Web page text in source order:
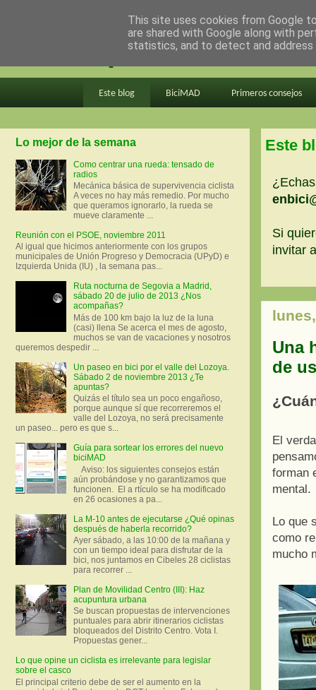
en bici por madrid
Este blog BiciMAD Primeros consejos
Este
Si
invitar
Una
de
El
forman
mental.
Lo que
como
mucho
Lo mejor de la semana
Como centrar una rueda: tensado de
radios
Mecánica básica de supervivencia ciclista
A veces no hay más remedio. Por mucho
que queramos ignorarlo, la rueda se
mueve claramente ...
Reunión con el PSOE, noviembre 2011
Al igual que hicimos anteriormente con los grupos
municipales de Unión Progreso y Democracia (UPyD) e
Izquierda Unida (IU) , la semana pas...
Ruta nocturna de Segovia a Madrid,
sábado 20 de julio de 2013 ¿Nos
acompañas?
Más de 100 km bajo la luz de la luna
(casi) llena Se acerca el mes de agosto,
muchos se van de vacaciones y nosotros
queremos despedir ...
Un paseo en bici por el valle del Lozoya.
Sábado 2 de noviembre 2013 ¿Te
apuntas?
Quizás el título sea un poco engañoso,
porque aunque sí que recorreremos el
valle del Lozoya, no será precisamente
un paseo... pero es que s...
Guía para sortear los errores del nuevo
biciMAD
Aviso: los siguientes consejos están
aún probándose y no garantizamos que
funcionen. El a rtículo se ha modificado
en 26 ocasiones a pa...
La M-10 antes de ejecutarse ¿Qué opinas
después de haberla recorrido?
Ayer sábado, a las 10:00 de la mañana y
con un tiempo ideal para disfrutar de la
bici, nos juntamos en Cibeles 28 ciclistas
para recorrer ...
Plan de Movilidad Centro (III): Haz
acupuntura urbana
Se buscan propuestas de intervenciones
puntuales para abrir itinerarios ciclistas
bloqueados del Distrito Centro. Vota I.
Propuestas gener...
Lo que opine un ciclista es irrelevante para legislar
sobre el casco
El principal criterio debe de ser el aumento en la
This site uses cookies from Google
are shared with Google along with
statistics, and to detect and address